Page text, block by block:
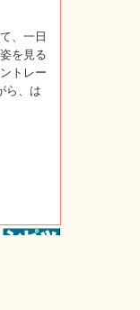
、一日
を見る
トレー
ら、は